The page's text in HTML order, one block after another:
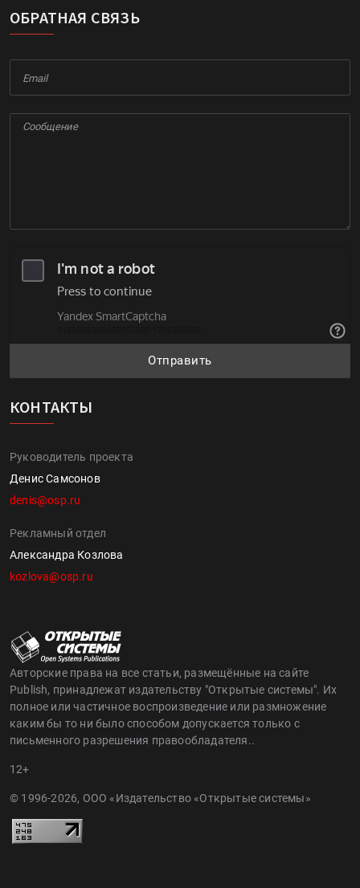
ОБРАТНАЯ СВЯЗЬ
Отправить
КОНТАКТЫ
Руководитель проекта
Денис Самсонов
denis@osp.ru
Рекламный отдел
Александра Козлова
kozlova@osp.ru
Авторские права на все статьи, размещённые на сайте
Publish, принадлежат издательству "Открытые системы". Их
полное или частичное воспроизведение или размножение
каким бы то ни было способом допускается только с
письменного разрешения правообладателя..
12+
© 1996-2026, ООО «Издательство «Открытые системы»